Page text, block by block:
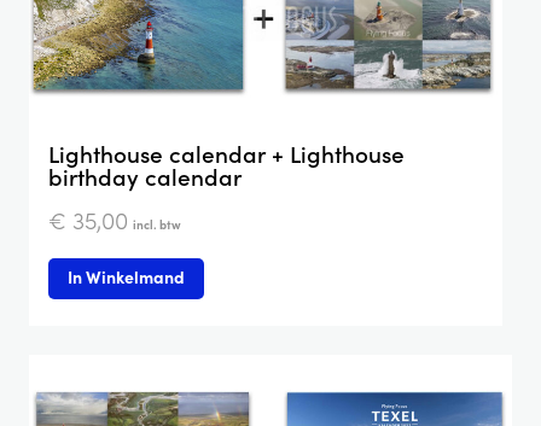
Lighthouse calendar + Lighthouse
birthday calendar
€ 35,00 incl. btw
In Winkelmand